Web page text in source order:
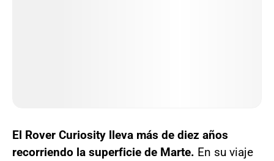
El Rover Curiosity lleva más de diez años
recorriendo la superficie de Marte. En su viaje